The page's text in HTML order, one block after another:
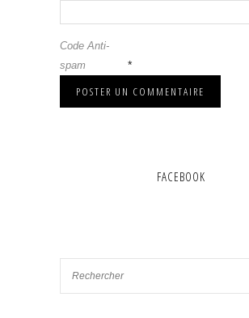
Code Anti-
spam
*
FACEBOOK